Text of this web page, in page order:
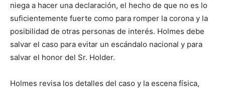
niega a hacer una declaración, el hecho de que no es lo
suficientemente fuerte como para romper la corona y la
posibilidad de otras personas de interés. Holmes debe
salvar el caso para evitar un escándalo nacional y para
salvar el honor del Sr. Holder.
Holmes revisa los detalles del caso y la escena física,